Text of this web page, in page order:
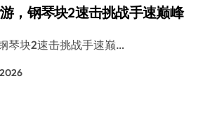
，钢琴块2速击挑战手速巅峰
钢琴块2速击挑战手速巅…